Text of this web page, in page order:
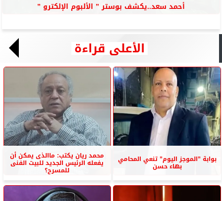
أحمد سعد..يكشف بوستر ” الألبوم الإلكترو ”
الأعلى قراءة
بوابة ”الموجز اليوم” تنعي المحامي
بهاء حسن
محمد ريان يكتب: ماالذى يمكن أن
يفعله الرئيس الجديد للبيت الفنى
للمسرح؟